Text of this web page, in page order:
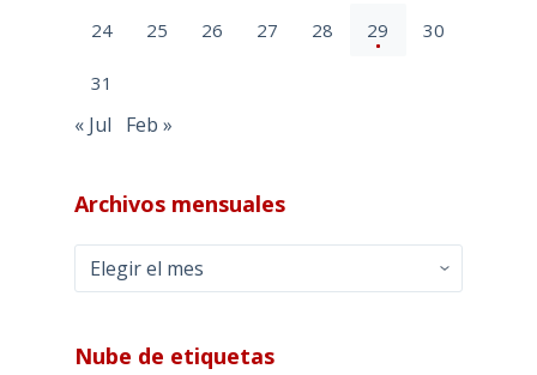
24 25 26 27 28 29 30
31
« Jul Feb »
Archivos mensuales
Archivos
mensuales
Nube de etiquetas